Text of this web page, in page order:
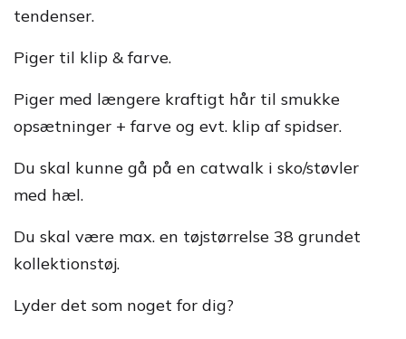
tendenser.
Piger til klip & farve.
Piger med længere kraftigt hår til smukke
opsætninger + farve og evt. klip af spidser.
Du skal kunne gå på en catwalk i sko/støvler
med hæl.
Du skal være max. en tøjstørrelse 38 grundet
kollektionstøj.
Lyder det som noget for dig?